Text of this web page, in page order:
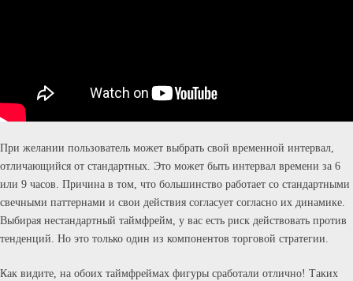
При желании пользователь может выбрать свой временной интервал,
отличающийся от стандартных. Это может быть интервал времени за 6
или 9 часов. Причина в том, что большинство работает со стандартными
свечными паттернами и свои действия согласует согласно их динамике.
Выбирая нестандартный таймфрейм, у вас есть риск действовать против
тенденций. Но это только один из компонентов торговой стратегии.
Как видите, на обоих таймфреймах фигуры сработали отлично! Таких